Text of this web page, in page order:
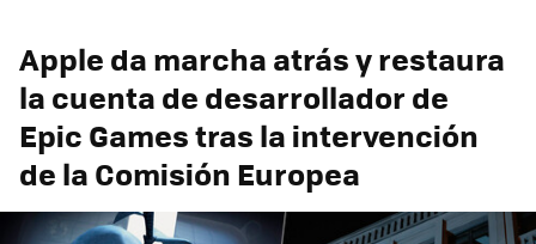
Apple da marcha atrás y restaura
la cuenta de desarrollador de
Epic Games tras la intervención
de la Comisión Europea